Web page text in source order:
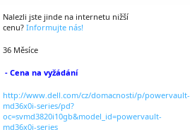
Nalezli jste jinde na internetu nižší
cenu? Informujte nás!
36 Měsíce
- Cena na vyžádání
http://www.dell.com/cz/domacnosti/p/powervault-
md36x0i-series/pd?
oc=svmd3820i10gb&model_id=powervault-
md36x0i-series